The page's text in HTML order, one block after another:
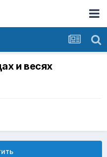
и весях